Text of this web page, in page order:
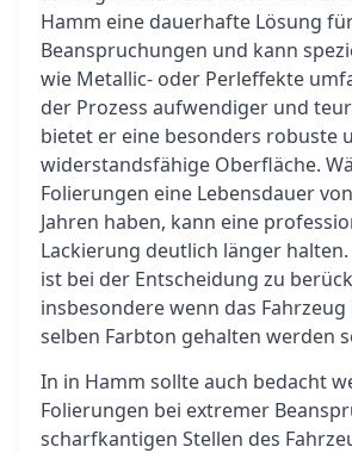
Hamm eine dauerhafte Lösung
Beanspruchungen und kann
wie Metallic- oder Perleffekte
der Prozess aufwendiger und
bietet er eine besonders robuste
widerstandsfähige Oberfläche.
Folierungen eine Lebensdauer
Jahren haben, kann eine
Lackierung deutlich länger
ist bei der Entscheidung zu
insbesondere wenn das
selben Farbton gehalten werden
In in Hamm sollte auch bedacht
Folierungen bei extremer
scharfkantigen Stellen des